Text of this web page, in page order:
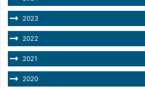
2023
2022
2021
2020